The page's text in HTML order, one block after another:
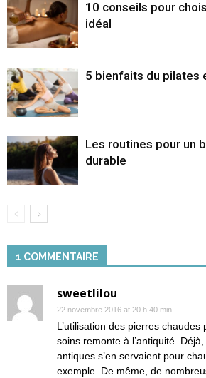
10 conseils pour
idéal
5 bienfaits du pilates
Les routines pour un
durable
1 COMMENTAIRE
sweetlilou
22 novembre 2016 at 20 h 40 min
L’utilisation des pierres
soins remonte à l’antiquité.
antiques s’en servaient pour
exemple. De même, de